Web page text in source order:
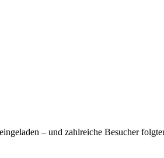
– und zahlreiche Besucher